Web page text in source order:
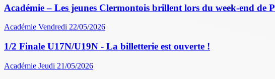
Académie – Les jeunes Clermontois brillent lors du week-end de
Académie Vendredi 22/05/2026
1/2 Finale U17N/U19N - La billetterie est ouverte !
Académie Jeudi 21/05/2026